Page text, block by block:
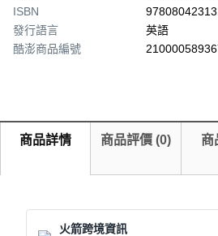
ISBN
發行語言
英語
酷澎商品編號
商品詳情 商品評價 (0) 商
火箭跨境資訊